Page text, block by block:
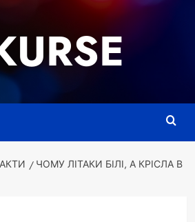
ЧОМУ ЛІТАКИ БІЛІ, А КРІСЛА В